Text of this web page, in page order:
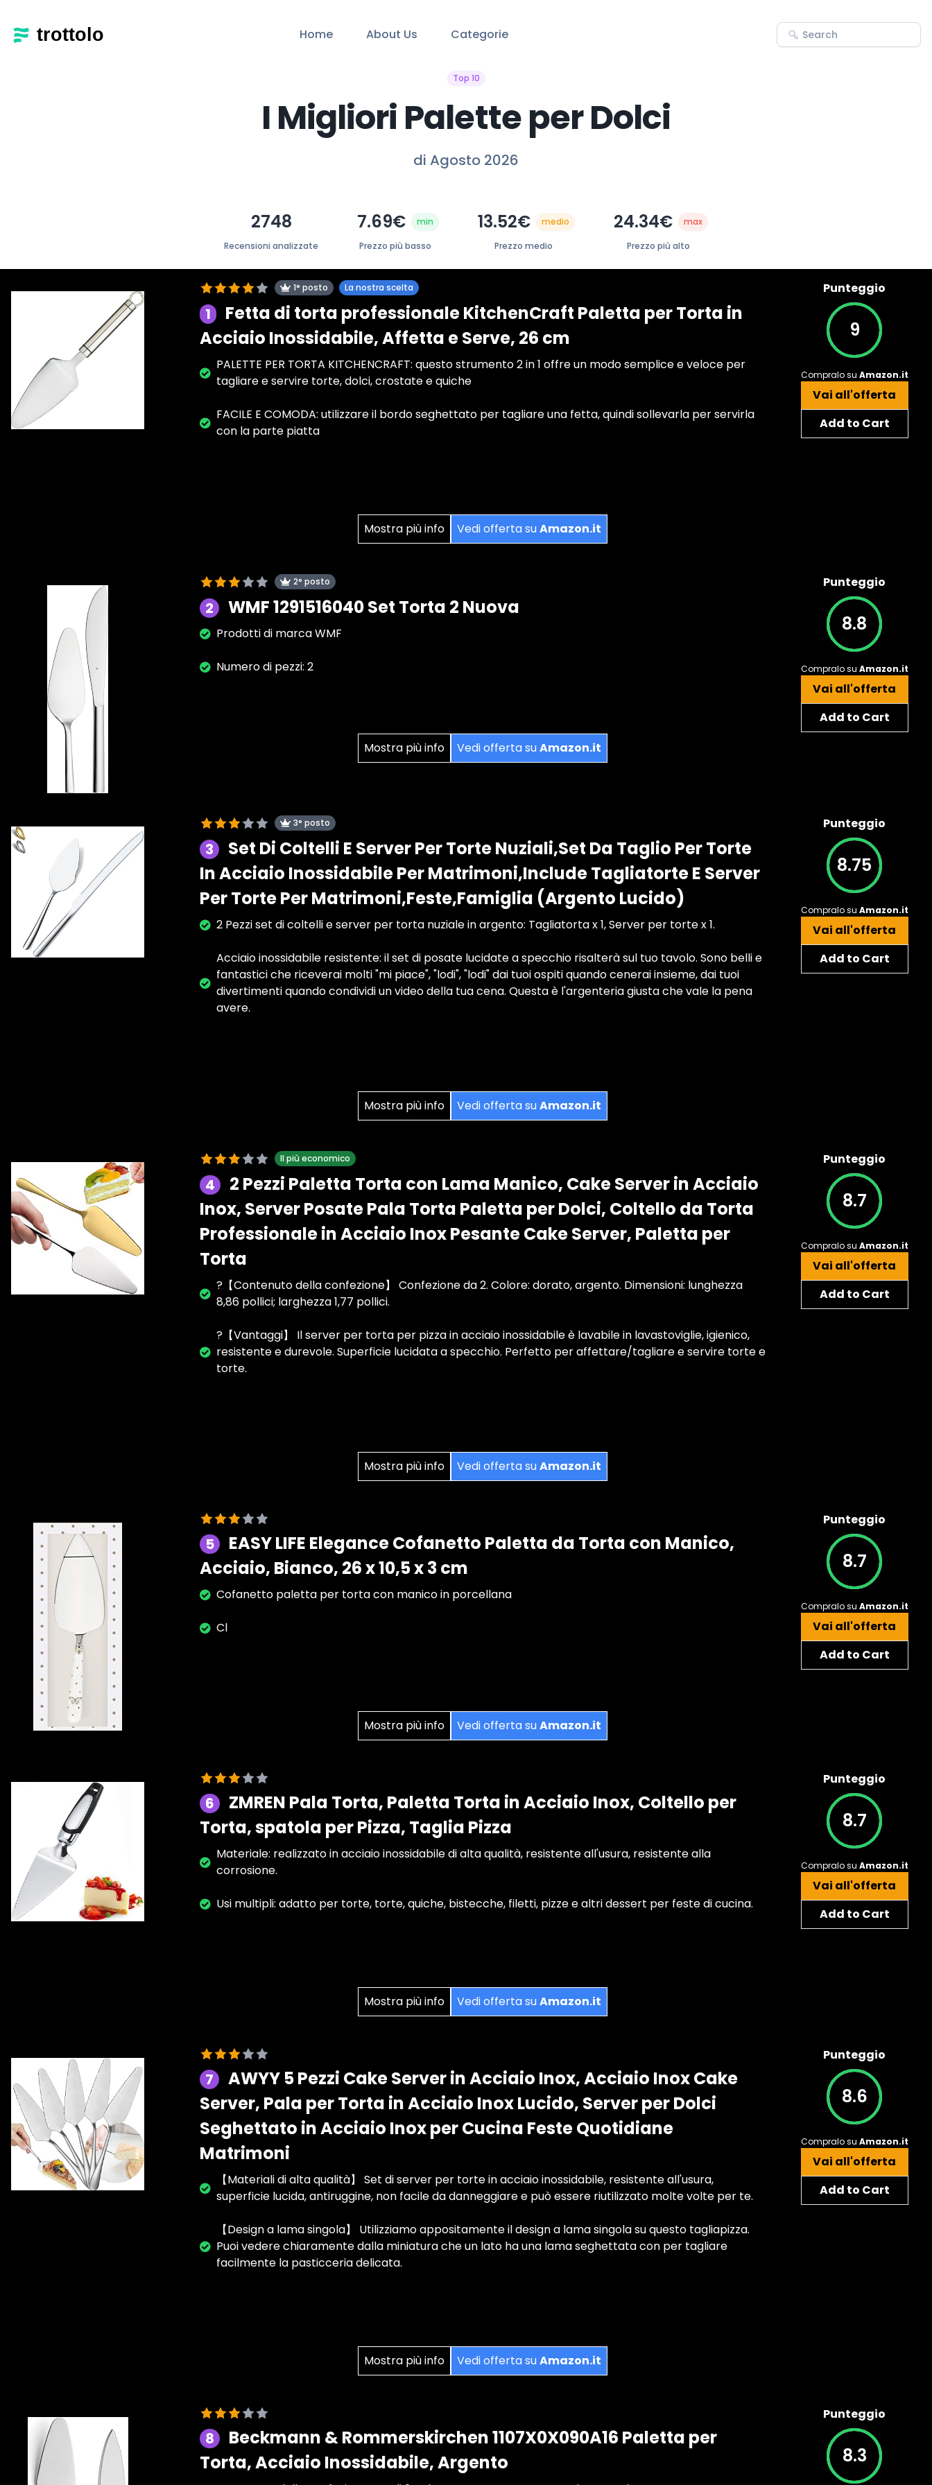
Home About Us Categorie
Top 10
I Migliori Palette per Dolci
di Agosto 2026
2748
Recensioni analizzate
7.69€ min
Prezzo più basso
13.52€ medio
Prezzo medio
24.34€ max
Prezzo più alto
1° posto La nostra scelta
1
Fetta di torta professionale KitchenCraft Paletta per Torta in
Acciaio Inossidabile, Affetta e Serve, 26 cm
PALETTE PER TORTA KITCHENCRAFT: questo strumento 2 in 1 offre un modo semplice e veloce per
tagliare e servire torte, dolci, crostate e quiche
FACILE E COMODA: utilizzare il bordo seghettato per tagliare una fetta, quindi sollevarla per servirla
con la parte piatta
Mostra più info Vedi offerta suAmazon.it
Punteggio
9
Compralo su Amazon.it
Vai all'offerta
Add to Cart
2° posto
2 WMF 1291516040 Set Torta 2 Nuova
Prodotti di marca WMF
Numero di pezzi: 2
Mostra più info Vedi offerta suAmazon.it
Punteggio
8.8
Compralo su Amazon.it
Vai all'offerta
Add to Cart
3° posto
3
Set Di Coltelli E Server Per Torte Nuziali,Set Da Taglio Per Torte
In Acciaio Inossidabile Per Matrimoni,Include Tagliatorte E Server
Per Torte Per Matrimoni,Feste,Famiglia (Argento Lucido)
2 Pezzi set di coltelli e server per torta nuziale in argento: Tagliatorta x 1, Server per torte x 1.
Acciaio inossidabile resistente: il set di posate lucidate a specchio risalterà sul tuo tavolo. Sono belli e
fantastici che riceverai molti "mi piace", "lodi", "lodi" dai tuoi ospiti quando cenerai insieme, dai tuoi
divertimenti quando condividi un video della tua cena. Questa è l'argenteria giusta che vale la pena
avere.
Mostra più info Vedi offerta suAmazon.it
Punteggio
8.75
Compralo su Amazon.it
Vai all'offerta
Add to Cart
Il più economico
4
2 Pezzi Paletta Torta con Lama Manico, Cake Server in Acciaio
Inox, Server Posate Pala Torta Paletta per Dolci, Coltello da Torta
Professionale in Acciaio Inox Pesante Cake Server, Paletta per
Torta
?【Contenuto della confezione】 Confezione da 2. Colore: dorato, argento. Dimensioni: lunghezza
8,86 pollici; larghezza 1,77 pollici.
?【Vantaggi】 Il server per torta per pizza in acciaio inossidabile è lavabile in lavastoviglie, igienico,
resistente e durevole. Superficie lucidata a specchio. Perfetto per affettare/tagliare e servire torte e
torte.
Mostra più info Vedi offerta suAmazon.it
Punteggio
8.7
Compralo su Amazon.it
Vai all'offerta
Add to Cart
5
EASY LIFE Elegance Cofanetto Paletta da Torta con Manico,
Acciaio, Bianco, 26 x 10,5 x 3 cm
Cofanetto paletta per torta con manico in porcellana
Cl
Mostra più info Vedi offerta suAmazon.it
Punteggio
8.7
Compralo su Amazon.it
Vai all'offerta
Add to Cart
6
ZMREN Pala Torta, Paletta Torta in Acciaio Inox, Coltello per
Torta, spatola per Pizza, Taglia Pizza
Materiale: realizzato in acciaio inossidabile di alta qualità, resistente all'usura, resistente alla
corrosione.
Usi multipli: adatto per torte, torte, quiche, bistecche, filetti, pizze e altri dessert per feste di cucina.
Mostra più info Vedi offerta suAmazon.it
Punteggio
8.7
Compralo su Amazon.it
Vai all'offerta
Add to Cart
7
AWYY 5 Pezzi Cake Server in Acciaio Inox, Acciaio Inox Cake
Server, Pala per Torta in Acciaio Inox Lucido, Server per Dolci
Seghettato in Acciaio Inox per Cucina Feste Quotidiane
Matrimoni
【Materiali di alta qualità】 Set di server per torte in acciaio inossidabile, resistente all'usura,
superficie lucida, antiruggine, non facile da danneggiare e può essere riutilizzato molte volte per te.
【Design a lama singola】 Utilizziamo appositamente il design a lama singola su questo tagliapizza.
Puoi vedere chiaramente dalla miniatura che un lato ha una lama seghettata con per tagliare
facilmente la pasticceria delicata.
Mostra più info Vedi offerta suAmazon.it
Punteggio
8.6
Compralo su Amazon.it
Vai all'offerta
Add to Cart
8
Beckmann & Rommerskirchen 1107X0X090A16 Paletta per
Torta, Acciaio Inossidabile, Argento
Punteggio
8.3